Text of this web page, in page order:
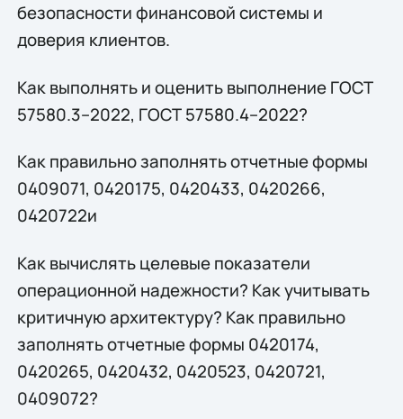
безопасности финансовой системы и
доверия клиентов.
Как выполнять и оценить выполнение ГОСТ
57580.3–2022, ГОСТ 57580.4–2022?
Как правильно заполнять отчетные формы
0409071, 0420175, 0420433, 0420266,
0420722и
Как вычислять целевые показатели
операционной надежности? Как учитывать
критичную архитектуру? Как правильно
заполнять отчетные формы 0420174,
0420265, 0420432, 0420523, 0420721,
0409072?